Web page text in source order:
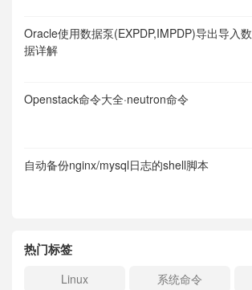
Oracle使用数据泵(EXPDP,IMPDP)导出导入数
据详解
Openstack命令大全·neutron命令
自动备份nginx/mysql日志的shell脚本
热门标签
Linux 系统命令